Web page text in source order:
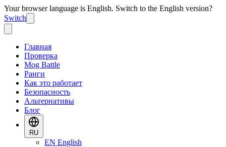
Your browser language is English. Switch to the English version?
Switch
Главная
Проверка
Mog Battle
Ранги
Как это работает
Безопасность
Альтернативы
Блог
RU
EN English